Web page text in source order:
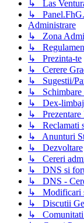
↳ Las
↳
Administrare
↳ Zona
↳
↳ Prezinta-te
↳ Cerere
↳ Sugestii/
↳ Schimbare
↳ Dex-limbaj
↳ Prezentare
↳ Reclamati
↳ Anunturi
↳ Dezvoltare
↳ Cereri
↳ DNS si
↳ DNS -
↳ Modificari
↳ Discutii
↳ Comunitati